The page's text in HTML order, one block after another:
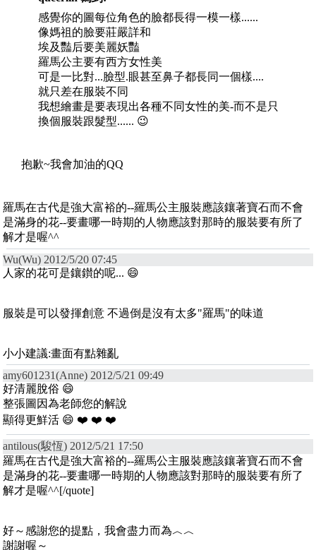
感覺你的圖每位角色的臉都長得一模一樣......
像媽祖的臉要莊嚴詳和
埃及豔后要美麗妖豔
羅馬公主要有西方女性美
可是一比對...臉型.眼甚至鼻子都長同一個樣....
就只差在服裝不同
我想繪畫是要表現出各種不同女性的美-而不是只
換個服裝跟髮型...... 😉
抱歉~我會加油的QQ
羅馬在古代是強大富裕的--羅馬公主服裝應該鑲著寶石而不會
是滿身的花--要畫哪一時期的人物應該對那時的服裝要有所了
解才是喔^^
Wu(Wu) 2012/5/20 07:45
人家的花可是鑲鑚的呢... 😄
服裝是可以發揮創意 不過倒是沒有太多"羅馬"的味道
小小建議:畫面有點雜亂
amy601231(Anne) 2012/5/21 09:49
好清麗脫俗 😄
整張圖因為老師您的解說
顯得更鮮活 😄 ❤️ ❤️ ❤️
antilous(駿恆) 2012/5/21 17:50
羅馬在古代是強大富裕的--羅馬公主服裝應該鑲著寶石而不會
是滿身的花--要畫哪一時期的人物應該對那時的服裝要有所了
解才是喔^^[/quote]
好～感謝您的提點，我會盡力而為︿︿
謝謝喔～